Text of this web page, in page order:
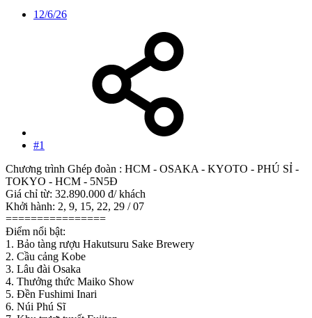
12/6/26
#1
Chương trình Ghép đoàn : HCM - OSAKA - KYOTO - PHÚ SỈ -
TOKYO - HCM - 5N5Đ
Giá chỉ từ: 32.890.000 đ/ khách
Khởi hành: 2, 9, 15, 22, 29 / 07
================
Điểm nổi bật:
1. Bảo tàng rượu Hakutsuru Sake Brewery
2. Cầu cảng Kobe
3. Lâu đài Osaka
4. Thưởng thức Maiko Show
5. Đền Fushimi Inari
6. Núi Phú Sĩ